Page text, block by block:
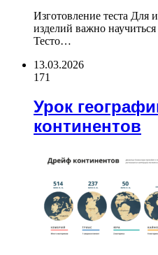
Изготовление теста Для
изделий важно
Тесто…
13.03.2026
171
Урок
континентов